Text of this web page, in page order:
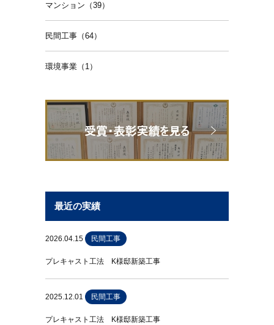
マンション（39）
民間工事（64）
環境事業（1）
最近の実績
2026.04.15 民間工事
プレキャスト工法 K様邸新築工事
2025.12.01 民間工事
プレキャスト工法 K様邸新築工事